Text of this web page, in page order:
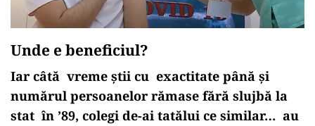
Unde e beneficiul?
Iar câtă vreme știi cu exactitate până și
numărul persoanelor rămase fără slujbă la
stat în ’89, colegi de-ai tatălui ce similar… au